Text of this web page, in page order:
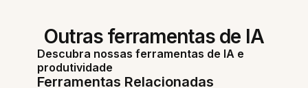
Outras ferramentas de IA
Descubra nossas ferramentas de IA e
produtividade
Ferramentas Relacionadas